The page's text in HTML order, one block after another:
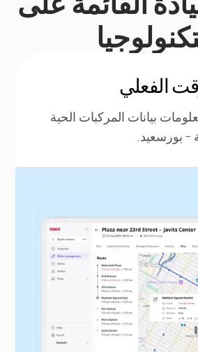
الفعلي
بيانات المركبات الحية
- بورسعيد.